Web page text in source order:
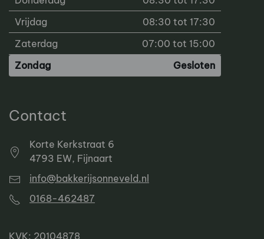
Vrijdag
08:30 tot 17:30
Zaterdag
07:00 tot 15:00
Zondag
Gesloten
Contact
Korte Kerkstraat 6
4793 EW, Fijnaart
info@bakkerijsonneveld.nl
0168-462487
KVK: 20104878